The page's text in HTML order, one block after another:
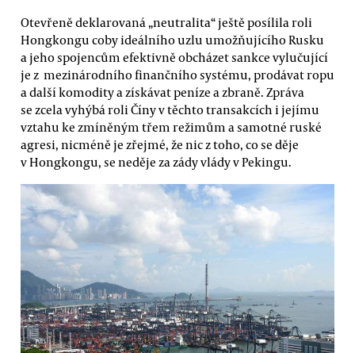
Otevřeně deklarovaná „neutralita“ ještě posílila roli
Hongkongu coby ideálního uzlu umožňujícího Rusku
a jeho spojencům efektivně obcházet sankce vylučující
je z mezinárodního finančního systému, prodávat ropu
a další komodity a získávat peníze a zbraně. Zpráva
se zcela vyhýbá roli Číny v těchto transakcích i jejímu
vztahu ke zmíněným třem režimům a samotné ruské
agresi, nicméně je zřejmé, že nic z toho, co se děje
v Hongkongu, se neděje za zády vlády v Pekingu.